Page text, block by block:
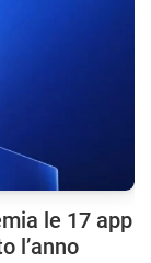
le 17 app
l’anno